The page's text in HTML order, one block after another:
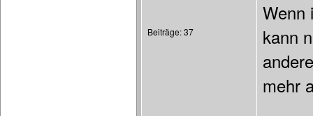
Beiträge: 37
Wenn
kann
mehr